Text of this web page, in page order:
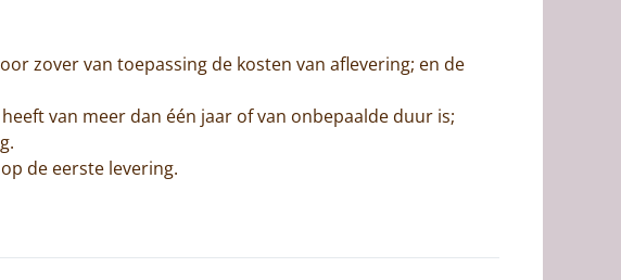
zover van toepassing de kosten van aflevering; en de
van meer dan één jaar of van onbepaalde duur is;
de eerste levering.